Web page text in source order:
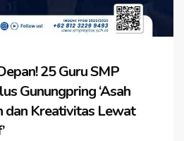
25 Guru SMP
Gunungpring ‘Asah
dan Kreativitas Lewat